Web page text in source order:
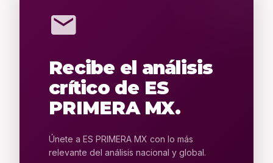
mail
Recibe el análisis
crítico de ES
PRIMERA MX.
Únete a ES PRIMERA MX con lo más
relevante del análisis nacional y global.